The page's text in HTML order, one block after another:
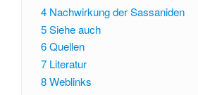
4 Nachwirkung der Sassaniden
5Siehe auch
6Quellen
7 Literatur
8Weblinks